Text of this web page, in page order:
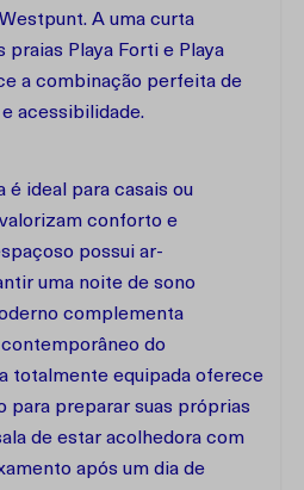
A uma curta
praias Playa Forti e Playa
a combinação perfeita de
acessibilidade.
é ideal para casais ou
conforto e
possui ar-
uma noite de sono
complementa
do
totalmente equipada oferece
para preparar suas próprias
de estar acolhedora com
após um dia de